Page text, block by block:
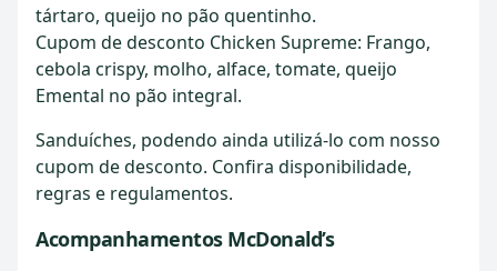
tártaro, queijo no pão quentinho.
Cupom de desconto Chicken Supreme: Frango,
cebola crispy, molho, alface, tomate, queijo
Emental no pão integral.
Sanduíches, podendo ainda utilizá-lo com nosso
cupom de desconto. Confira disponibilidade,
regras e regulamentos.
Acompanhamentos McDonald’s